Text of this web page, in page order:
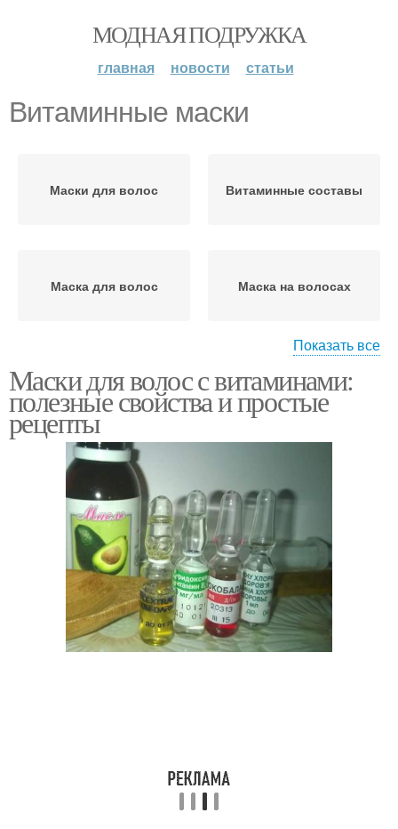
МОДНАЯ ПОДРУЖКА
главная новости статьи
Витаминные маски
Маски для волос Витаминные составы
Маска для волос Маска на волосах
маслом
Маска от ломкости
Маска с луком
Показать все
Маски для волос с витаминами:
полезные свойства и простые
рецепты